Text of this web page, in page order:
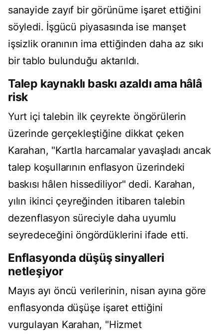
sanayide zayıf bir görünüme işaret ettiğini
söyledi. İşgücü piyasasında ise manşet
işsizlik oranının ima ettiğinden daha az sıkı
bir tablo bulunduğu aktarıldı.
Talep kaynaklı baskı azaldı ama hâlâ
risk
Yurt içi talebin ilk çeyrekte öngörülerin
üzerinde gerçekleştiğine dikkat çeken
Karahan, "Kartla harcamalar yavaşladı ancak
talep koşullarının enflasyon üzerindeki
baskısı hâlen hissediliyor" dedi. Karahan,
yılın ikinci çeyreğinden itibaren talebin
dezenflasyon süreciyle daha uyumlu
seyredeceğini öngördüklerini ifade etti.
Enflasyonda düşüş sinyalleri
netleşiyor
Mayıs ayı öncü verilerinin, nisan ayına göre
enflasyonda düşüşe işaret ettiğini
vurgulayan Karahan, "Hizmet